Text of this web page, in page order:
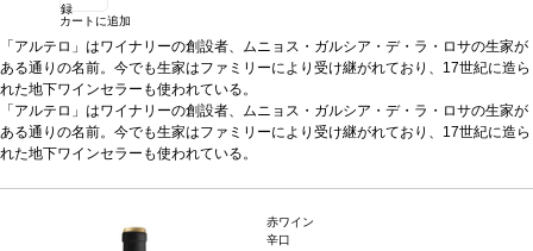
録
カートに追加
「アルテロ」はワイナリーの創設者、ムニョス・ガルシア・デ・ラ・ロサの生家が
ある通りの名前。今でも生家はファミリーにより受け継がれており、17世紀に造ら
れた地下ワインセラーも使われている。
テイスティングノート力強く、複雑なアロマは熟した果実味を含み、トーストした
アロマや、胡椒とバルサミコ酢の香りを感じる。 まろやかで、あたたかく、とても
きれいなバランスの風味に、長い余韻の後味を示す。
格が同様の場合は自動的に次のヴィンテージに変更されます、ご了承ください。
「アルテロ」はワイナリーの創設者、ムニョス・ガルシア・デ・ラ・ロサの生家が
ある通りの名前。今でも生家はファミリーにより受け継がれており、17世紀に造ら
れた地下ワインセラーも使われている。
きれいなバランスの風味に、長い余韻の後味を示す。
した肉、豆類、ミディアムから香りの強いチーズなどと好相性。
赤ワイン
辛口